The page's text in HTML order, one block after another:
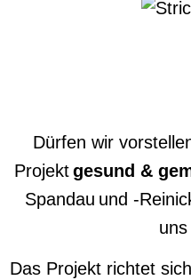
Dürfen wir
Projektgesund &
Spandau und -
Das Projekt richtet